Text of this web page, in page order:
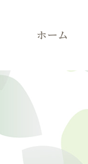
ホーム